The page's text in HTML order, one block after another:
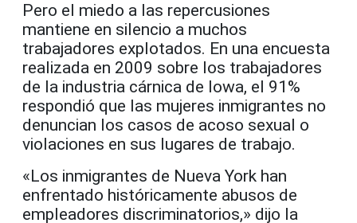
Pero el miedo a las repercusiones
mantiene en silencio a muchos
trabajadores explotados. En una encuesta
realizada en 2009 sobre los trabajadores
de la industria cárnica de Iowa, el 91%
respondió que las mujeres inmigrantes no
denuncian los casos de acoso sexual o
violaciones en sus lugares de trabajo.
«Los inmigrantes de Nueva York han
enfrentado históricamente abusos de
empleadores discriminatorios,» dijo la